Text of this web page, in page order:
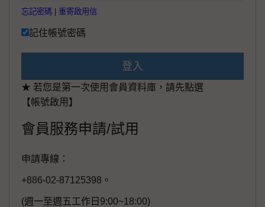
忘記密碼 重寄啟用信
記住帳號密碼
登入
★ 若您是第一次使用會員資料庫，請先點選
【帳號啟用】
會員服務申請/試用
申請專線：
+886-02-87125398。
(週一至週五工作日9:00~18:00)